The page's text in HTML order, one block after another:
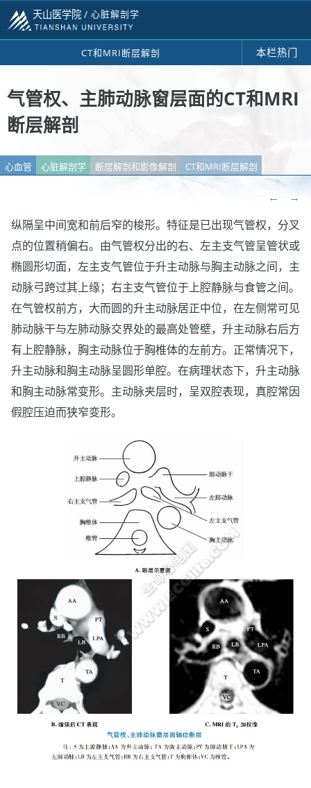
天山医学院 / 心脏解剖学
CT和MRI断层解剖 本栏热门
气管权、主肺动脉窗层面的CT和MRI
断层解剖
心血管 心脏解剖学 断层解剖和影像解剖 CT和MRI断层解剖
←
→
纵隔呈中间宽和前后窄的梭形。特征是已出现气管权，分叉
点的位置稍偏右。由气管权分出的右、左主支气管呈管状或
椭圆形切面，左主支气管位于升主动脉与胸主动脉之间，主
动脉弓跨过其上缘；右主支气管位于上腔静脉与食管之间。
在气管权前方，大而圆的升主动脉居正中位，在左侧常可见
肺动脉干与左肺动脉交界处的最高处管壁，升主动脉右后方
有上腔静脉，胸主动脉位于胸椎体的左前方。正常情况下，
升主动脉和胸主动脉呈圆形单腔。在病理状态下，升主动脉
和胸主动脉常变形。主动脉夹层时，呈双腔表现，真腔常因
假腔压迫而狭窄变形。